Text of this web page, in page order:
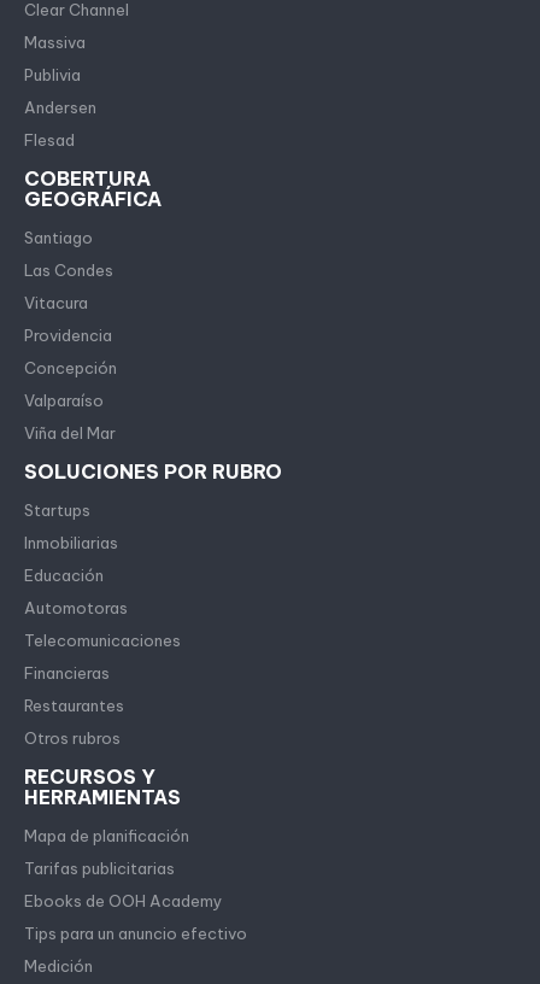
Clear Channel
Massiva
Publivia
Andersen
Flesad
COBERTURA
GEOGRÁFICA
Santiago
Las Condes
Vitacura
Providencia
Concepción
Valparaíso
Viña del Mar
SOLUCIONES POR RUBRO
Startups
Inmobiliarias
Educación
Automotoras
Telecomunicaciones
Financieras
Restaurantes
Otros rubros
RECURSOS Y
HERRAMIENTAS
Mapa de planificación
Tarifas publicitarias
Ebooks de OOH Academy
Tips para un anuncio efectivo
Medición